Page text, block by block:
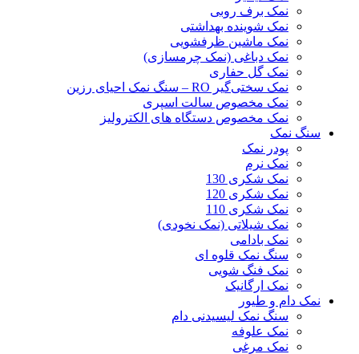
نمک برف روبی
نمک شوینده بهداشتی
نمک ماشین ظرفشویی
نمک دباغی (نمک چرمسازی)
نمک گل حفاری
نمک سختی‌گیر RO – سنگ نمک احیای رزین
نمک مخصوص سالت اسپری
نمک مخصوص دستگاه های الکترولیز
سنگ نمک
پودر نمک
نمک نرم
نمک شکری 130
نمک شکری 120
نمک شکری 110
نمک شیلاتی (نمک نخودی)
نمک بادامی
سنگ نمک قلوه ای
نمک فنگ شویی
نمک ارگانیک
نمک دام و طیور
سنگ نمک لیسیدنی دام
نمک علوفه
نمک مرغی